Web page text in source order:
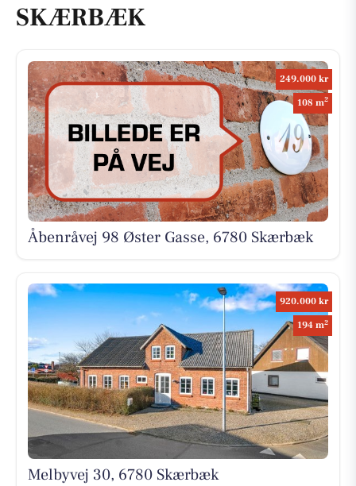
SKÆRBÆK
249.000 kr
108 m2
Åbenråvej 98 Øster Gasse, 6780 Skærbæk
920.000 kr
194 m2
Melbyvej 30, 6780 Skærbæk